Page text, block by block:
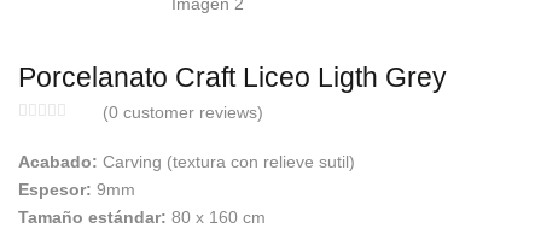
Porcelanato Craft Liceo Ligth Grey
(0 customer reviews)
Acabado: Carving (textura con relieve sutil)
Espesor: 9mm
Tamaño estándar: 80 x 160 cm